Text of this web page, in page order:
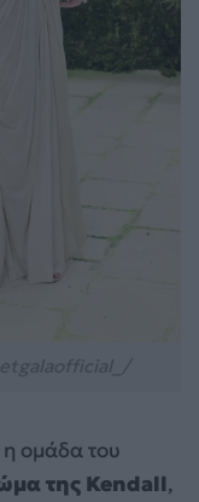
η ομάδα του
της Kendall,